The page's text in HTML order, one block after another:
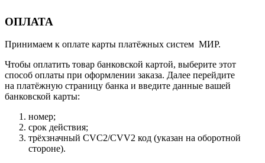
ОПЛАТА
Принимаем к оплате карты платёжных систем МИР.
Чтобы оплатить товар банковской картой, выберите этот
способ оплаты при оформлении заказа. Далее перейдите
на платёжную страницу банка и введите данные вашей
банковской карты:
номер;
срок действия;
трёхзначный CVC2/CVV2 код (указан на оборотной
стороне).